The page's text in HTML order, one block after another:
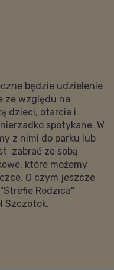
będzie udzielenie
ze względu na
dzieci, otarcia i
spotykane. W
z nimi do parku lub
zabrać ze sobą
które możemy
O czym jeszcze
Rodzica"
Szczotok.